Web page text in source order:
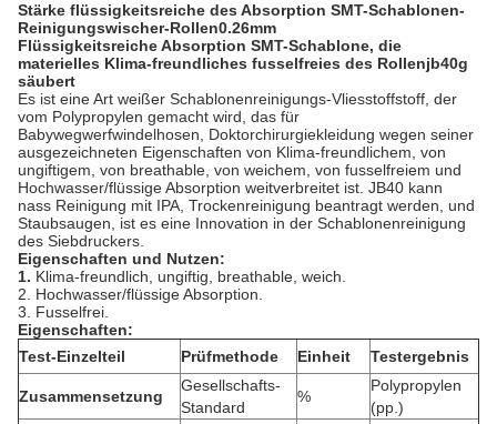
Stärke flüssigkeitsreiche des Absorption SMT-Schablonen-
Reinigungswischer-Rollen0.26mm
Flüssigkeitsreiche Absorption SMT-Schablone, die
materielles Klima-freundliches fusselfreies des Rollenjb40g
säubert
Es ist eine Art weißer Schablonenreinigungs-Vliesstoffstoff, der
vom Polypropylen gemacht wird, das für
Babywegwerfwindelhosen, Doktorchirurgiekleidung wegen seiner
ausgezeichneten Eigenschaften von Klima-freundlichem, von
ungiftigem, von breathable, von weichem, von fusselfreiem und
Hochwasser/flüssige Absorption weitverbreitet ist. JB40 kann
nass Reinigung mit IPA, Trockenreinigung beantragt werden, und
Staubsaugen, ist es eine Innovation in der Schablonenreinigung
des Siebdruckers.
Eigenschaften und Nutzen:
1. Klima-freundlich, ungiftig, breathable, weich.
2. Hochwasser/flüssige Absorption.
3. Fusselfrei.
Eigenschaften:
Test-Einzelteil
Prüfmethode Einheit Testergebnis
Zusammensetzung
Gesellschafts-
Standard
%
Polypropylen
(pp.)